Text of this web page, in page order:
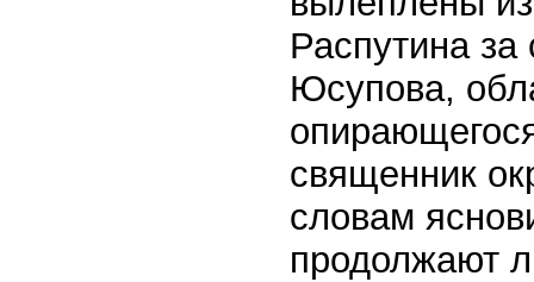
Распутина
Юсупова,
священник
словам
продолжают